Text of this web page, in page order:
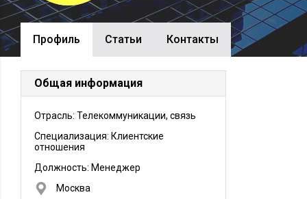
Профиль Cтатьи Контакты
Общая информация
Отрасль: Телекоммуникации, связь
Специализация: Клиентские
отношения
Должность: Менеджер
Москва